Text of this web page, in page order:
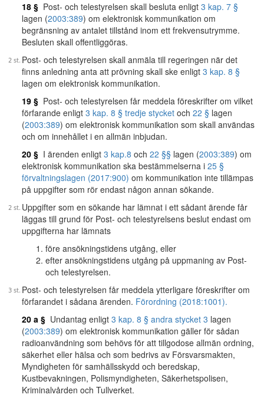
18 § Post- och telestyrelsen skall besluta enligt 3 kap. 7 §
lagen (2003:389) om elektronisk kommunikation om
begränsning av antalet tillstånd inom ett frekvensutrymme.
Besluten skall offentliggöras.
Post- och telestyrelsen skall anmäla till regeringen när det
finns anledning anta att prövning skall ske enligt 3 kap. 8 §
lagen om elektronisk kommunikation.
19 § Post- och telestyrelsen får meddela föreskrifter om vilket
förfarande enligt 3 kap. 8 § tredje stycket och 22 § lagen
(2003:389) om elektronisk kommunikation som skall användas
och om innehållet i en allmän inbjudan.
20 § I ärenden enligt 3 kap.8 och 22 §§ lagen (2003:389) om
elektronisk kommunikation ska bestämmelserna i 25 §
förvaltningslagen (2017:900) om kommunikation inte tillämpas
på uppgifter som rör endast någon annan sökande.
Uppgifter som en sökande har lämnat i ett sådant ärende får
läggas till grund för Post- och telestyrelsens beslut endast om
uppgifterna har lämnats
före ansökningstidens utgång, eller
efter ansökningstidens utgång på uppmaning av Post-
och telestyrelsen.
Post- och telestyrelsen får meddela ytterligare föreskrifter om
förfarandet i sådana ärenden. Förordning (2018:1001).
20 a § Undantag enligt 3 kap. 8 § andra stycket 3 lagen
(2003:389) om elektronisk kommunikation gäller för sådan
radioanvändning som behövs för att tillgodose allmän ordning,
säkerhet eller hälsa och som bedrivs av Försvarsmakten,
Myndigheten för samhällsskydd och beredskap,
Kustbevakningen, Polismyndigheten, Säkerhetspolisen,
Kriminalvården och Tullverket.